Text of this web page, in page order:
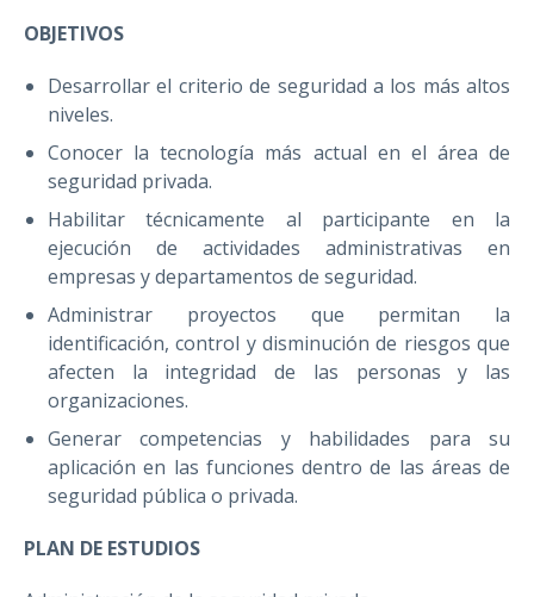
OBJETIVOS
Desarrollar el criterio de seguridad a los más altos
niveles.
Conocer la tecnología más actual en el área de
seguridad privada.
Habilitar técnicamente al participante en la
ejecución de actividades administrativas en
empresas y departamentos de seguridad.
Administrar proyectos que permitan la
identificación, control y disminución de riesgos que
afecten la integridad de las personas y las
organizaciones.
Generar competencias y habilidades para su
aplicación en las funciones dentro de las áreas de
seguridad pública o privada.
PLAN DE ESTUDIOS